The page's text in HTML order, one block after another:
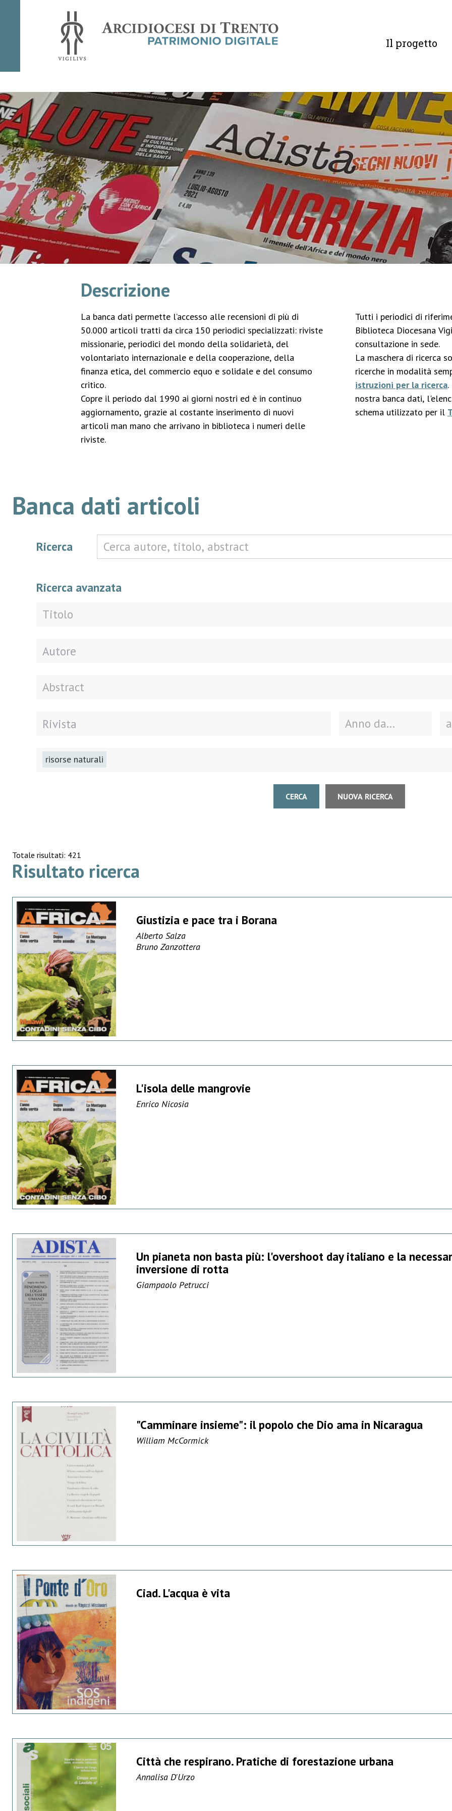
Il progetto
Descrizione
La banca dati permette l’accesso alle recensioni di più di
50.000 articoli tratti da circa 150 periodici specializzati: riviste
missionarie, periodici del mondo della solidarietà, del
volontariato internazionale e della cooperazione, della
finanza etica, del commercio equo e solidale e del consumo
critico.
Copre il periodo dal 1990 ai giorni nostri ed è in continuo
aggiornamento, grazie al costante inserimento di nuovi
articoli man mano che arrivano in biblioteca i numeri delle
riviste.
Tutti i periodici di
Biblioteca Diocesana
consultazione in sede.
La maschera di ricerca
ricerche in modalità
istruzioni per la ricerca
nostra banca dati,
schema utilizzato per il
Banca dati articoli
Ricerca
Ricerca avanzata
risorse naturali
CERCA NUOVA RICERCA
Totale risultati: 421
Risultato ricerca
Giustizia e pace tra i Borana
Alberto Salza
Bruno Zanzottera
L'isola delle mangrovie
Enrico Nicosia
Un pianeta non basta più: l'overshoot day italiano e la
inversione di rotta
Giampaolo Petrucci
"Camminare insieme": il popolo che Dio ama in Nicaragua
William McCormick
Ciad. L'acqua è vita
Città che respirano. Pratiche di forestazione urbana
Annalisa D'Urzo